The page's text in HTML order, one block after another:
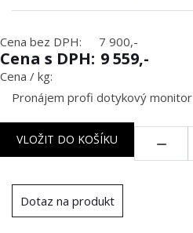
Cena bez DPH: 7 900,-
Cena s DPH: 9 559,-
Cena / kg:
Pronájem profi dotykový
VLOŽIT DO KOŠÍKU
Dotaz na produkt